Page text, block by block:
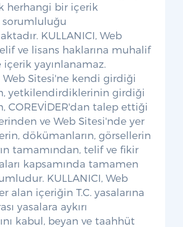
herhangi bir içerik
KULLANICI, Web
ve lisans haklarına muhalif
içerik yayınlanamaz.
Web Sitesi'ne kendi girdiği
yetkilendirdiklerinin girdiği
COREVİDER'dan talep ettiği
ve Web Sitesi'nde yer
dökümanların, görsellerin
tamamından, telif ve fikir
kapsamında tamamen
KULLANICI, Web
alan içeriğin T.C. yasalarına
yasalara aykırı
kabul, beyan ve taahhüt